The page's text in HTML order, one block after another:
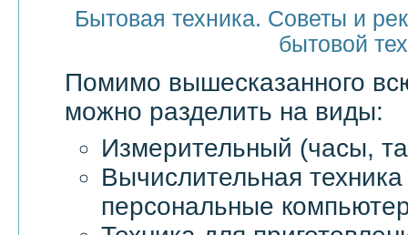
Бытовая техника. Советы и
бытовой
Помимо вышесказанного
можно разделить на виды:
Измерительный (часы,
Вычислительная
персональные